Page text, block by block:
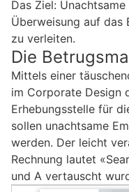
Das Ziel:
Überweisung auf das
zu verleiten.
Die
Mittels einer
im Corporate Design
Erhebungsstelle für
sollen unachtsame
werden. Der leicht
Rechnung lautet
und A vertauscht